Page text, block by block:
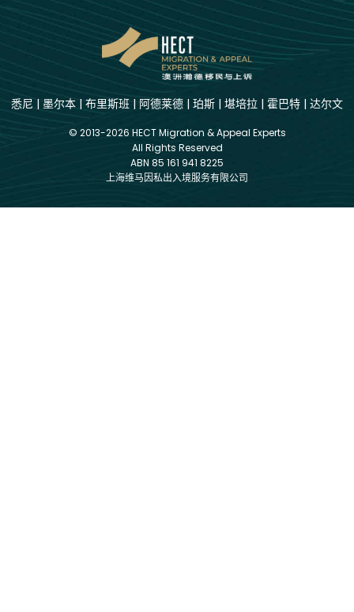
悉尼 | 墨尔本 | 布里斯班 | 阿德莱德 | 珀斯 | 堪培拉 | 霍巴特 | 达尔文
© 2013-2026 HECT Migration & Appeal Experts
All Rights Reserved
ABN 85 161 941 8225
上海维马因私出入境服务有限公司